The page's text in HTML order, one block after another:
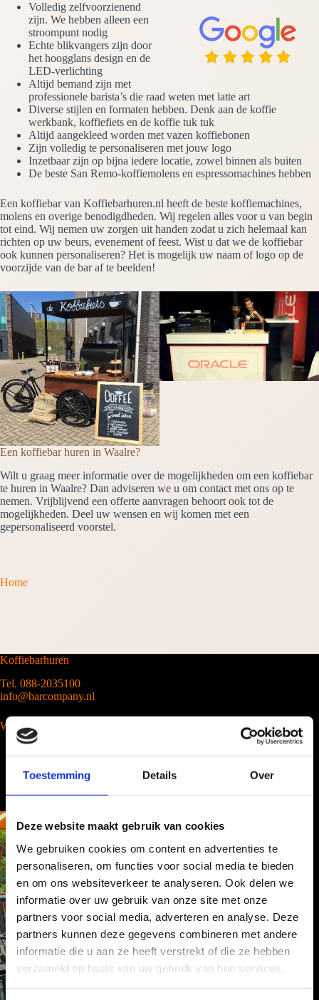
Toestemming Details Over
Deze website maakt gebruik van cookies
We gebruiken cookies om content en advertenties te
personaliseren, om functies voor social media te bieden
en om ons websiteverkeer te analyseren. Ook delen we
informatie over uw gebruik van onze site met onze
partners voor social media, adverteren en analyse. Deze
partners kunnen deze gegevens combineren met andere
informatie die u aan ze heeft verstrekt of die ze hebben
verzameld op basis van uw gebruik van hun services.
Volledig zelfvoorzienend
zijn. We hebben alleen een
stroompunt nodig
Echte blikvangers zijn door
het hoogglans design en de
LED-verlichting
Altijd bemand zijn met
professionele barista’s die raad weten met latte art
Diverse stijlen en formaten hebben. Denk aan de koffie
werkbank, koffiefiets en de koffie tuk tuk
Altijd aangekleed worden met vazen koffiebonen
Zijn volledig te personaliseren met jouw logo
Inzetbaar zijn op bijna iedere locatie, zowel binnen als buiten
De beste San Remo-koffiemolens en espressomachines hebben
Een koffiebar van Koffiebarhuren.nl heeft de beste koffiemachines,
molens en overige benodigdheden. Wij regelen alles voor u van begin
tot eind. Wij nemen uw zorgen uit handen zodat u zich helemaal kan
richten op uw beurs, evenement of feest. Wist u dat we de koffiebar
ook kunnen personaliseren? Het is mogelijk uw naam of logo op de
voorzijde van de bar af te beelden!
Een koffiebar huren in Waalre?
Wilt u graag meer informatie over de mogelijkheden om een koffiebar
te huren in Waalre? Dan adviseren we u om contact met ons op te
nemen. Vrijblijvend een offerte aanvragen behoort ook tot de
mogelijkheden. Deel uw wensen en wij komen met een
gepersonaliseerd voorstel.
Home
Koffiebarhuren
Tel. 088-2035100
info@barcompany.nl
Wij werken landelijk